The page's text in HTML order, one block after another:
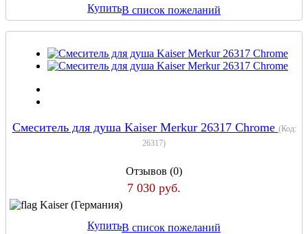
КупитьВ список пожеланий
Смеситель для душа Kaiser Merkur 26317 Chrome (Код:
26317)
Отзывов (0)
7 030 руб.
Kaiser (Германия)
КупитьВ список пожеланий